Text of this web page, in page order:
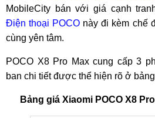
MobileCity bán với giá cạnh
Điện thoại POCO này đi kèm chế
cùng yên tâm.
POCO X8 Pro Max cung cấp 3
ban chi tiết được thể hiện rõ ở
Bảng giá Xiaomi POCO X8